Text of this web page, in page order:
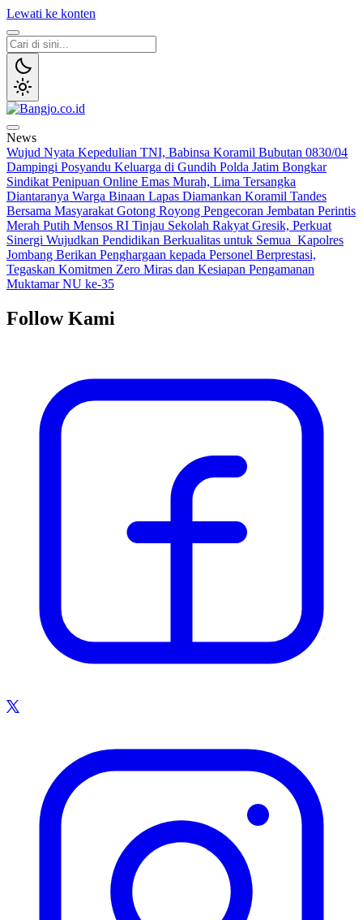
Lewati ke konten
Bangjo.co.id
Berani, Tegas, Terpercaya
News
Wujud Nyata Kepedulian TNI, Babinsa Koramil Bubutan 0830/04
Dampingi Posyandu Keluarga di Gundih Polda Jatim Bongkar
Sindikat Penipuan Online Emas Murah, Lima Tersangka
Diantaranya Warga Binaan Lapas Diamankan Koramil Tandes
Bersama Masyarakat Gotong Royong Pengecoran Jembatan Perintis
Merah Putih Mensos RI Tinjau Sekolah Rakyat Gresik, Perkuat
Sinergi Wujudkan Pendidikan Berkualitas untuk Semua Kapolres
Jombang Berikan Penghargaan kepada Personel Berprestasi,
Tegaskan Komitmen Zero Miras dan Kesiapan Pengamanan
Muktamar NU ke-35
Follow Kami